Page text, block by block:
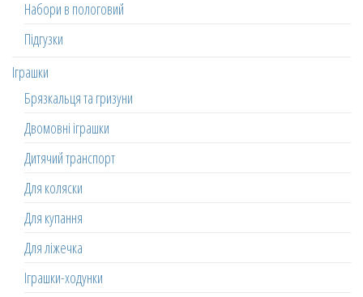
Набори в пологовий
Підгузки
Іграшки
Брязкальця та гризуни
Двомовні іграшки
Дитячий транспорт
Для коляски
Для купання
Для ліжечка
Іграшки-ходунки